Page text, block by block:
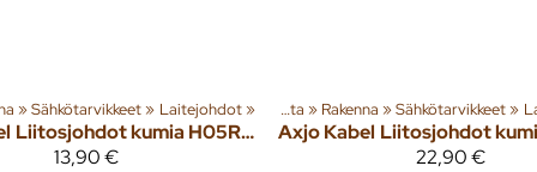
‪»Sähkötarvikkeet‪» Laitejohdot‪»
Liitosjohdot kumia H05RN-F/H07RN-F 3m
13,90 €
Tuoteryhmiä ja tuotteita ‪» Rakenna ‪»Sähkötarvikkeet‪»
Axjo Kabel
22,90 €